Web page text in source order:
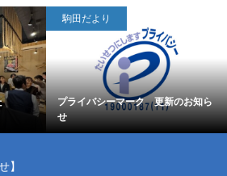
発行
駒田だより
会社説明会、絶賛開催中です！
】